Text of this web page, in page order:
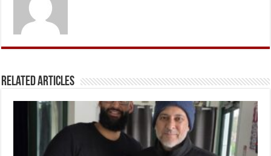
Related Articles